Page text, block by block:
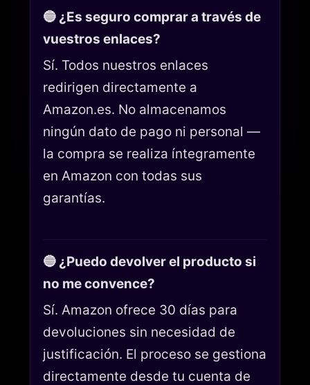
🔵 ¿Es seguro comprar a través de
vuestros enlaces?
Sí. Todos nuestros enlaces
redirigen directamente a
Amazon.es. No almacenamos
ningún dato de pago ni personal —
la compra se realiza íntegramente
en Amazon con todas sus
garantías.
🔵 ¿Puedo devolver el producto si
no me convence?
Sí. Amazon ofrece 30 días para
devoluciones sin necesidad de
justificación. El proceso se gestiona
directamente desde tu cuenta de